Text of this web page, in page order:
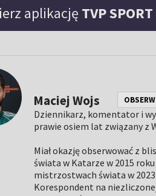
LM?
Vive ma
aplikację TVP SPORT
Maciej Wojs
Dziennikarz, komentator i
prawie osiem lat związany z
Miał okazję obserwować z
świata w Katarze w 2015
mistrzostwach świata w
Korespondent na